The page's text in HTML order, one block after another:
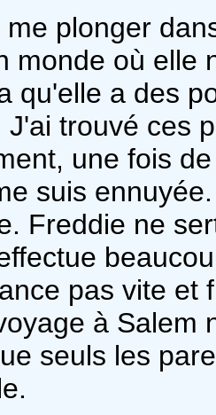
plonger
monde où elle
qu'elle a des
trouvé ces
une fois
suis
Freddie ne
pas vite et
à Salem
seuls les